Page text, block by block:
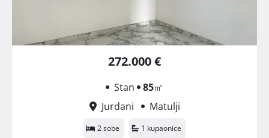
272.000 €
Stan 85㎡
Jurdani
Matulji
2 sobe 1 kupaonice